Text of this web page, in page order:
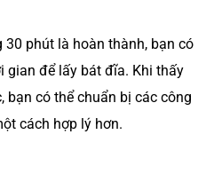
30 phút là hoàn thành, bạn có
gian để lấy bát đĩa. Khi thấy
bạn có thể chuẩn bị các công
cách hợp lý hơn.